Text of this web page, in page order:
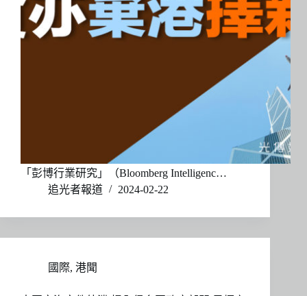
「彭博行業研究」（Bloomberg Intelligenc…
追光者報道
2024-02-22
國際, 港聞